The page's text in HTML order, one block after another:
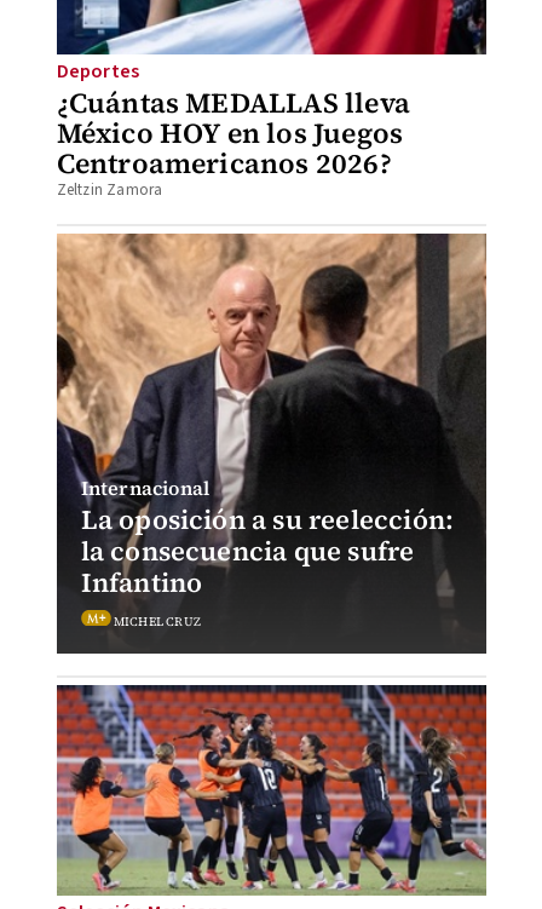
¿Cuántas MEDALLAS lleva
México HOY en los Juegos
Centroamericanos 2026?
Deportes
Zeltzin Zamora
La oposición a su reelección:
la consecuencia que sufre
Infantino
Internacional
MICHEL CRUZ